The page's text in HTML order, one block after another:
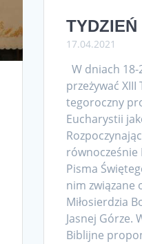
17.04.2021
W dniach
przeżywać
tegoroczny
Eucharystii
równocześnie
Pisma
nim związane
Miłosierdzia
Jasnej Górze.
Biblijne